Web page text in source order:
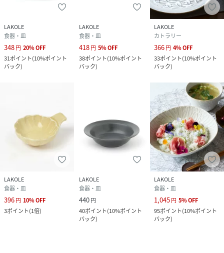
LAKOLE
食器・皿
348円 20%OFF
31ポイント(10%ポイント
バック)
LAKOLE
食器・皿
418円 5%OFF
38ポイント(10%ポイント
バック)
LAKOLE
カトラリー
366円 4%OFF
33ポイント(10%ポイント
バック)
LAKOLE
食器・皿
396円 10%OFF
3ポイント(1倍)
LAKOLE
食器・皿
440円
40ポイント(10%ポイント
バック)
LAKOLE
食器・皿
1,045円 5%OFF
95ポイント(10%ポイント
バック)